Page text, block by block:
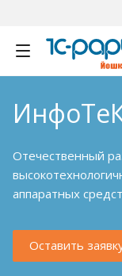
Отечественный
аппаратных
Оставить